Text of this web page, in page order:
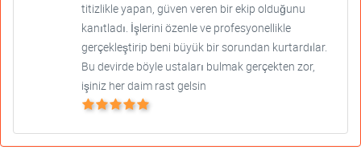
titizlikle yapan, güven veren bir ekip olduğunu
kanıtladı. İşlerini özenle ve profesyonellikle
gerçekleştirip beni büyük bir sorundan kurtardılar.
Bu devirde böyle ustaları bulmak gerçekten zor,
işiniz her daim rast gelsin